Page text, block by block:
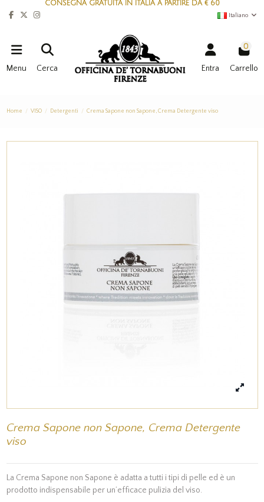
CONSEGNA GRATUITA IN ITALIA A PARTIRE DA € 60
Italiano
Menu Cerca Entra
0
Carrello
Home VISO Detergenti Crema Sapone non Sapone, Crema Detergente viso
Crema Sapone non Sapone, Crema Detergente
viso
La Crema Sapone non Sapone è adatta a tutti i tipi di pelle ed è un
prodotto indispensabile per un’efficace pulizia del viso.